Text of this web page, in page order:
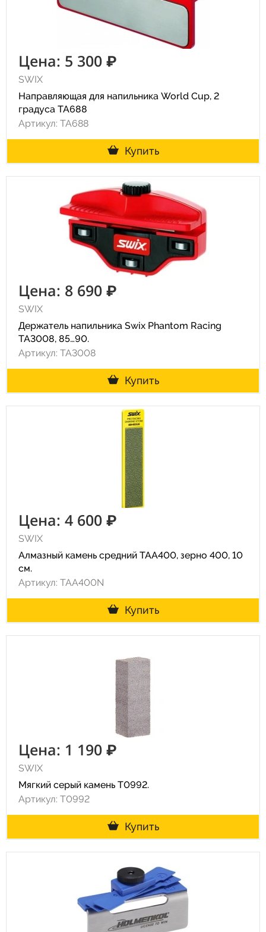
Цена: 5 300 ₽
SWIX
Направляющая для напильника World Cup, 2
градуса TA688
Артикул: TA688
Купить
Цена: 8 690 ₽
SWIX
Держатель напильника Swix Phantom Racing
TA3008, 85…90.
Артикул: TA3008
Купить
Цена: 4 600 ₽
SWIX
Алмазный камень средний TAA400, зерно 400, 10
см.
Артикул: TAA400N
Купить
Цена: 1 190 ₽
SWIX
Мягкий серый камень T0992.
Артикул: T0992
Купить